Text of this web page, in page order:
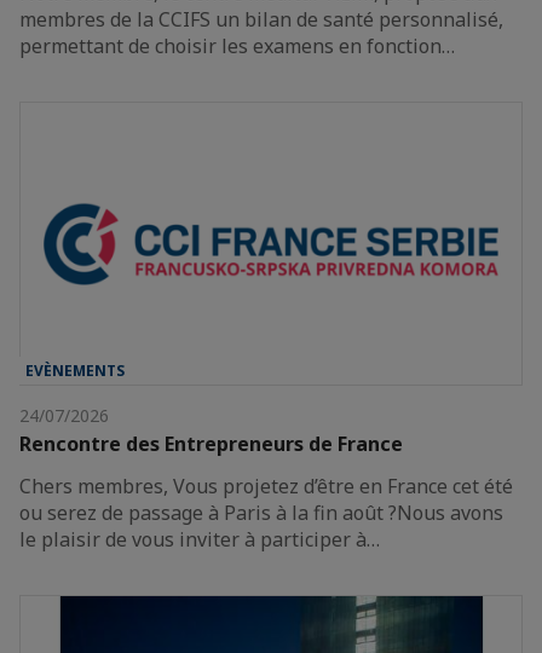
membres de la CCIFS un bilan de santé personnalisé,
permettant de choisir les examens en fonction…
EVÈNEMENTS
24/07/2026
Rencontre des Entrepreneurs de France
Chers membres, Vous projetez d’être en France cet été
ou serez de passage à Paris à la fin août ?Nous avons
le plaisir de vous inviter à participer à…